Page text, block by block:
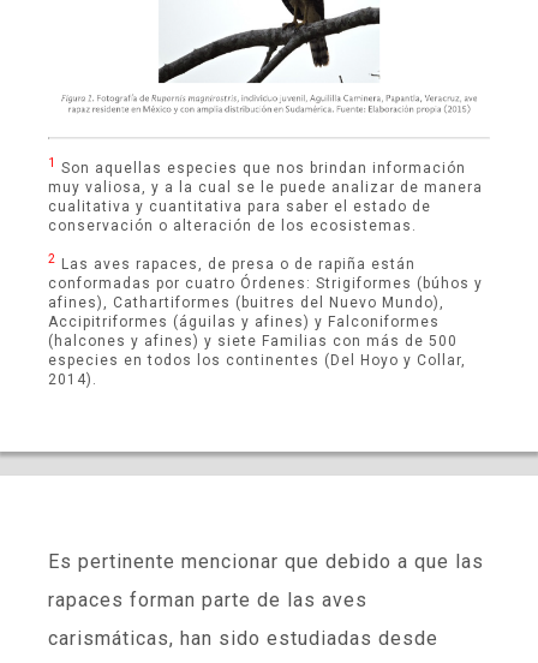
1
Son aquellas especies que nos brindan información
muy valiosa, y a la cual se le puede analizar de manera
cualitativa y cuantitativa para saber el estado de
conservación o alteración de los ecosistemas.
2
Las aves rapaces, de presa o de rapiña están
conformadas por cuatro Órdenes: Strigiformes (búhos y
afines), Cathartiformes (buitres del Nuevo Mundo),
Accipitriformes (águilas y afines) y Falconiformes
(halcones y afines) y siete Familias con más de 500
especies en todos los continentes (Del Hoyo y Collar,
2014).
Es pertinente mencionar que debido a que las
rapaces forman parte de las aves
carismáticas, han sido estudiadas desde